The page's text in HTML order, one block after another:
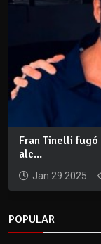
Fran Tinelli
alc...
Jan 29 2025
POPULAR